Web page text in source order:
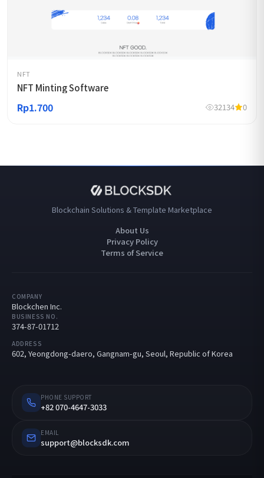
NFT
NFT Minting Software
Rp1.700 32134 0
Blockchain Solutions & Template Marketplace
About Us
Privacy Policy
Terms of Service
COMPANY
Blockchen Inc.
BUSINESS NO.
374-87-01712
ADDRESS
602, Yeongdong-daero, Gangnam-gu, Seoul, Republic of Korea
PHONE SUPPORT
+82 070-4647-3033
EMAIL
support@blocksdk.com